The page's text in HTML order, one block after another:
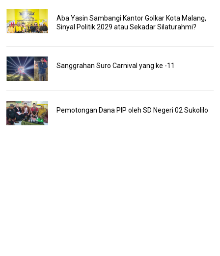
Aba Yasin Sambangi Kantor Golkar Kota Malang,
Sinyal Politik 2029 atau Sekadar Silaturahmi?
Sanggrahan Suro Carnival yang ke -11
Pemotongan Dana PIP oleh SD Negeri 02 Sukolilo